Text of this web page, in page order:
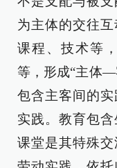
为主体的交往
课程、技术等
等，形成“主体
包含主客间的
实践。教育包含
课堂是其特殊